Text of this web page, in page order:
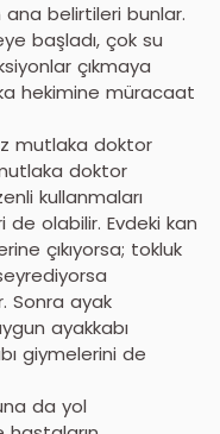
ana belirtileri bunlar.
başladı, çok su
çıkmaya
hekimine müracaat
mutlaka doktor
doktor
kullanmaları
de olabilir. Evdeki kan
çıkıyorsa; tokluk
Sonra ayak
ayakkabı
giymelerini de
da yol